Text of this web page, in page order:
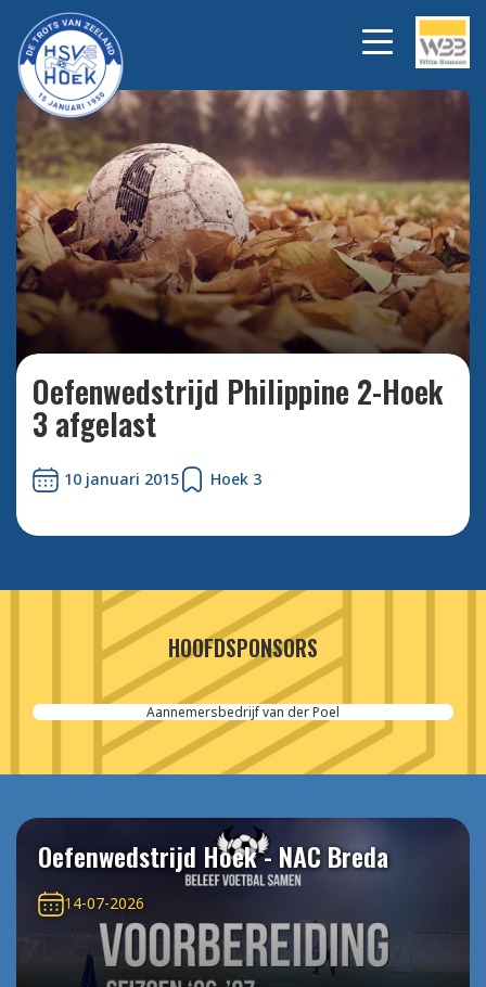
Bekijk alle foto's
Oefenwedstrijd Philippine 2-Hoek
3 afgelast
10 januari 2015 Hoek 3
HOOFDSPONSORS
Aannemersbedrijf van der Poel
Oefenwedstrijd Hoek - NAC Breda
14-07-2026